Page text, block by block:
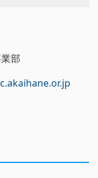
部
c.akaihane.or.jp